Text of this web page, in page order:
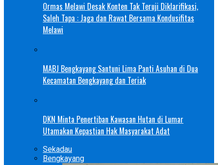
Ormas Melawi Desak Konten Tak Teruji Diklarifikasi,
Saleh Tapa : Jaga dan Rawat Bersama Kondusifitas
Melawi
MABJ Bengkayang Santuni Lima Panti Asuhan di Dua
Kecamatan Bengkayang dan Teriak
DKN Minta Penertiban Kawasan Hutan di Lumar
Utamakan Kepastian Hak Masyarakat Adat
Sekadau
Bengkayang